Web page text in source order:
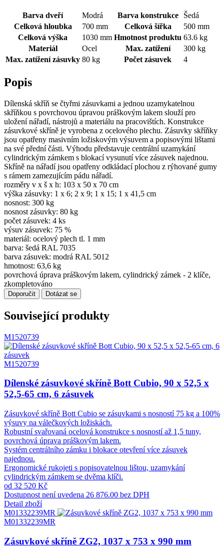
Barva dveří Modrá Barva konstrukce
Šedá
Celková hloubka
700 mm Celková šířka
500 mm
Celková výška
1030 mm Hmotnost produktu 63.6 kg
Materiál
Ocel Max. zatížení
300 kg
Max. zatížení zásuvky 80 kg Počet zásuvek 4
Popis
Dílenská skříň se čtyřmi zásuvkami a jednou uzamykatelnou
skříňkou s povrchovou úpravou práškovým lakem slouží pro
uložení nářadí, nástrojů a materiálu na pracovištích. Konstrukce
zásuvkové skříně je vyrobena z ocelového plechu. Zásuvky skříňky
jsou opatřeny masivním ložiskovým výsuvem a popisovými lištami
na své přední části. Výhodu představuje centrální uzamykání
cylindrickým zámkem s blokací vysunutí více zásuvek najednou.
Skříně na nářadí jsou opatřeny odkládací plochou z rýhované gumy
s rámem zamezujícím pádu nářadí.
rozměry v x š x h: 103 x 50 x 70 cm
výška zásuvky: 1 x 6; 2 x 9; 1 x 15; 1 x 41,5 cm
nosnost: 300 kg
nosnost zásuvky: 80 kg
počet zásuvek: 4 ks
výsuv zásuvek: 75 %
materiál: ocelový plech tl. 1 mm
barva: šedá RAL 7035
barva zásuvek: modrá RAL 5012
hmotnost: 63,6 kg
povrchová úprava práškovým lakem, cylindrický zámek - 2 klíče,
zkompletováno
Doporučit Dotázat se
Související produkty
M1520739
M1520739
Dílenské zásuvkové skříně Bott Cubio, 90 x 52,5 x
52,5-65 cm, 6 zásuvek
Zásuvkové skříně Bott Cubio se zásuvkami s nosností 75 kg a 100%
výsuvy na válečkových ložiskách.
Robustní svařovaná ocelová konstrukce s nosností až 1,5 tuny,
povrchová úprava práškovým lakem.
Systém centrálního zámku i blokace otevření více zásuvek
najednou.
Ergonomické rukojeti s popisovatelnou lištou, uzamykání
cylindrickým zámkem se dvěma klíči.
od 32 520 Kč
Dostupnost není uvedena 26 876.00 bez DPH
Detail zboží
M01332239MR
M01332239MR
Zásuvkové skříně ZG2, 1037 x 753 x 990 mm